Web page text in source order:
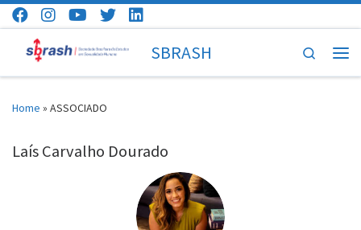
Skip to content
SBRASH
Search
Home » ASSOCIADO
Laís Carvalho Dourado